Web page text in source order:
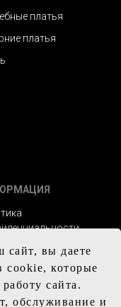
сайт, вы даете
cookie, которые
сайта.
обслуживание и
платья
платья
и сроки